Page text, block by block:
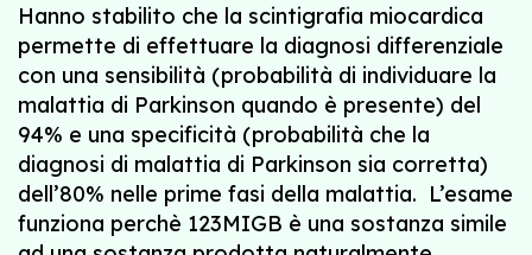
Hanno stabilito che la scintigrafia miocardica
permette di effettuare la diagnosi differenziale
con una sensibilità (probabilità di individuare la
malattia di Parkinson quando è presente) del
94% e una specificità (probabilità che la
diagnosi di malattia di Parkinson sia corretta)
dell’80% nelle prime fasi della malattia. L’esame
funziona perchè 123MIGB è una sostanza simile